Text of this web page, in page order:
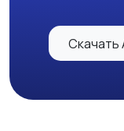
Скачать